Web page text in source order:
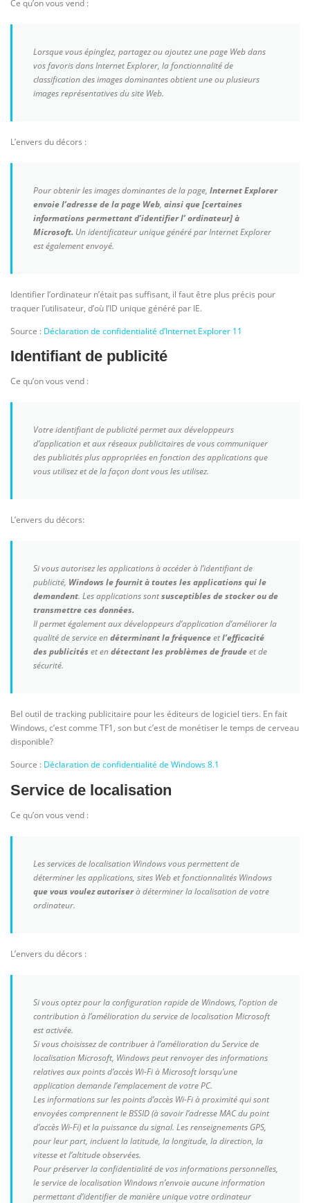
Ce qu’on vous vend :
Lorsque vous épinglez, partagez ou ajoutez une page Web dans
vos favoris dans Internet Explorer, la fonctionnalité de
classification des images dominantes obtient une ou plusieurs
images représentatives du site Web.
L’envers du décors :
Pour obtenir les images dominantes de la page, Internet Explorer
envoie l’adresse de la page Web, ainsi que [certaines
informations permettant d’identifier l’ ordinateur] à
Microsoft. Un identificateur unique généré par Internet Explorer
est également envoyé.
Identifier l’ordinateur n’était pas suffisant, il faut être plus précis pour
traquer l’utilisateur, d’où l’ID unique généré par IE.
Source : Déclaration de confidentialité d’Internet Explorer 11
Identifiant de publicité
Ce qu’on vous vend :
Votre identifiant de publicité permet aux développeurs
d’application et aux réseaux publicitaires de vous communiquer
des publicités plus appropriées en fonction des applications que
vous utilisez et de la façon dont vous les utilisez.
L’envers du décors:
Si vous autorisez les applications à accéder à l’identifiant de
publicité, Windows le fournit à toutes les applications qui le
demandent. Les applications sontsusceptibles de stocker ou de
transmettre ces données.
Il permet également aux développeurs d’application d’améliorer la
qualité de service endéterminant la fréquenceetl’efficacité
des publicitéset endétectant les problèmes de fraudeet de
sécurité.
Bel outil de tracking publicitaire pour les éditeurs de logiciel tiers. En fait
Windows, c’est comme TF1, son but c’est de monétiser le temps de cerveau
disponible?
Source : Déclaration de confidentialité de Windows 8.1
Service de localisation
Ce qu’on vous vend :
Les services de localisation Windows vous permettent de
déterminer les applications, sites Web et fonctionnalités Windows
que vous voulez autoriserà déterminer la localisation de votre
ordinateur.
L’envers du décors :
Si vous optez pour la configuration rapide de Windows, l’option de
contribution à l’amélioration du service de localisation Microsoft
est activée.
Si vous choisissez de contribuer à l’amélioration du Service de
localisation Microsoft, Windows peut renvoyer des informations
relatives aux points d’accès Wi-Fi à Microsoft lorsqu’une
application demande l’emplacement de votre PC.
Les informations sur les points d’accès Wi-Fi à proximité qui sont
envoyées comprennent le BSSID (à savoir l’adresse MAC du point
d’accès Wi-Fi) et la puissance du signal. Les renseignements GPS,
pour leur part, incluent la latitude, la longitude, la direction, la
vitesse et l’altitude observées.
Pour préserver la confidentialité de vos informations personnelles,
le service de localisation Windows n’envoie aucune information
permettant d’identifier de manière unique votre ordinateur